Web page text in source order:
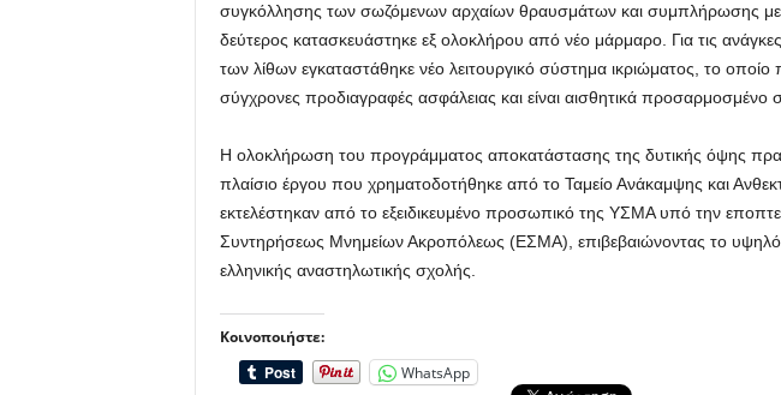
συγκόλλησης των σωζόμενων αρχαίων θραυσμάτων και συμπλήρωσης
δεύτερος κατασκευάστηκε εξ ολοκλήρου από νέο μάρμαρο. Για τις
των λίθων εγκαταστάθηκε νέο λειτουργικό σύστημα ικριώματος, το οποίο
σύγχρονες προδιαγραφές ασφάλειας και είναι αισθητικά προσαρμοσμένο
Η ολοκλήρωση του προγράμματος αποκατάστασης της δυτικής όψης
πλαίσιο έργου που χρηματοδοτήθηκε από το Ταμείο Ανάκαμψης και
εκτελέστηκαν από το εξειδικευμένο προσωπικό της ΥΣΜΑ υπό την
Συντηρήσεως Μνημείων Ακροπόλεως (ΕΣΜΑ), επιβεβαιώνοντας το υψηλό
ελληνικής αναστηλωτικής σχολής.
Κοινοποιήστε:
WhatsApp